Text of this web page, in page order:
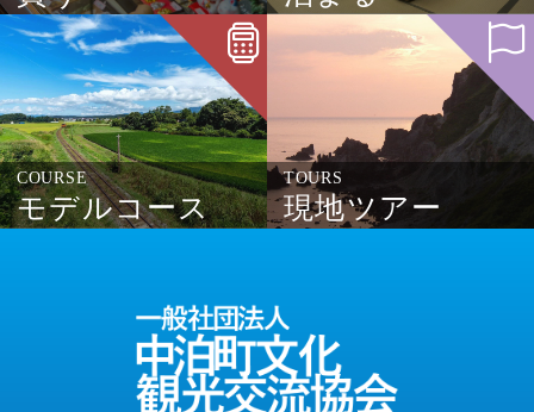
COURSE
モデルコース
TOURS
現地ツアー